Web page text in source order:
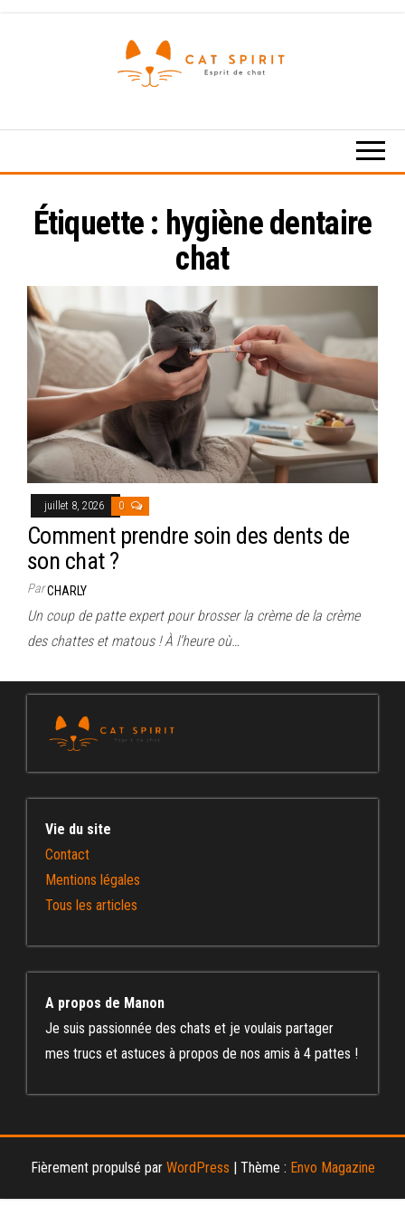
chat
Étiquette : hygiène dentaire
chat
juillet 8, 2026 0
Comment prendre soin des dents de
son chat ?
ParCHARLY
Un coup de patte expert pour brosser la crème de la crème
des chattes et matous ! À l’heure où…
Vie du site
Contact
Mentions légales
Tous les articles
A propos de Manon
Je suis passionnée des chats et je voulais partager
mes trucs et astuces à propos de nos amis à 4 pattes !
Fièrement propulsé par WordPress Thème : Envo Magazine